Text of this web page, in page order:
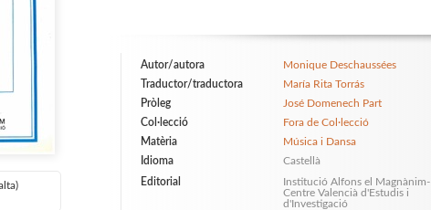
Autor/autora
Monique Deschaussées
Traductor/traductora
María Rita Torrás
Pròleg
José Domenech Part
Col·lecció
Fora de Col·lecció
Matèria
Música i Dansa
Idioma
Castellà
Editorial
Institució Alfons el Magnànim-
Centre Valencià d'Estudis i
d'Investigació